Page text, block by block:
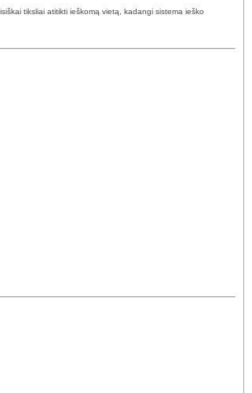
tiksliai atitikti ieškomą vietą, kadangi sistema ieško